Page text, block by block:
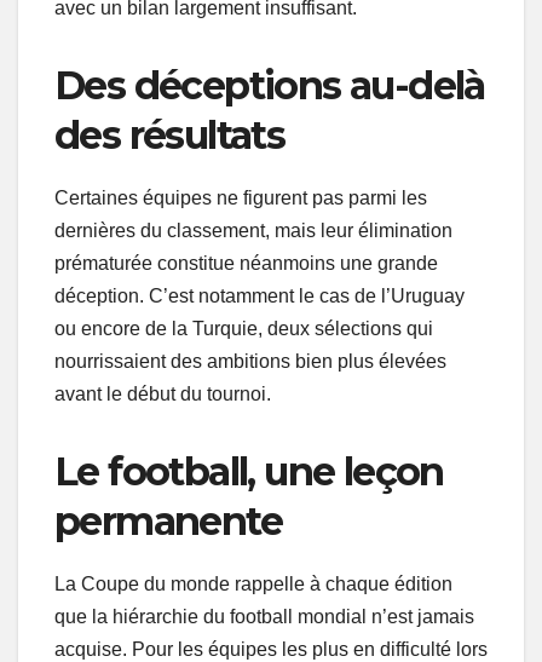
avec un bilan largement insuffisant.
Des déceptions au-delà
des résultats
Certaines équipes ne figurent pas parmi les
dernières du classement, mais leur élimination
prématurée constitue néanmoins une grande
déception. C’est notamment le cas de l’Uruguay
ou encore de la Turquie, deux sélections qui
nourrissaient des ambitions bien plus élevées
avant le début du tournoi.
Le football, une leçon
permanente
La Coupe du monde rappelle à chaque édition
que la hiérarchie du football mondial n’est jamais
acquise. Pour les équipes les plus en difficulté lors